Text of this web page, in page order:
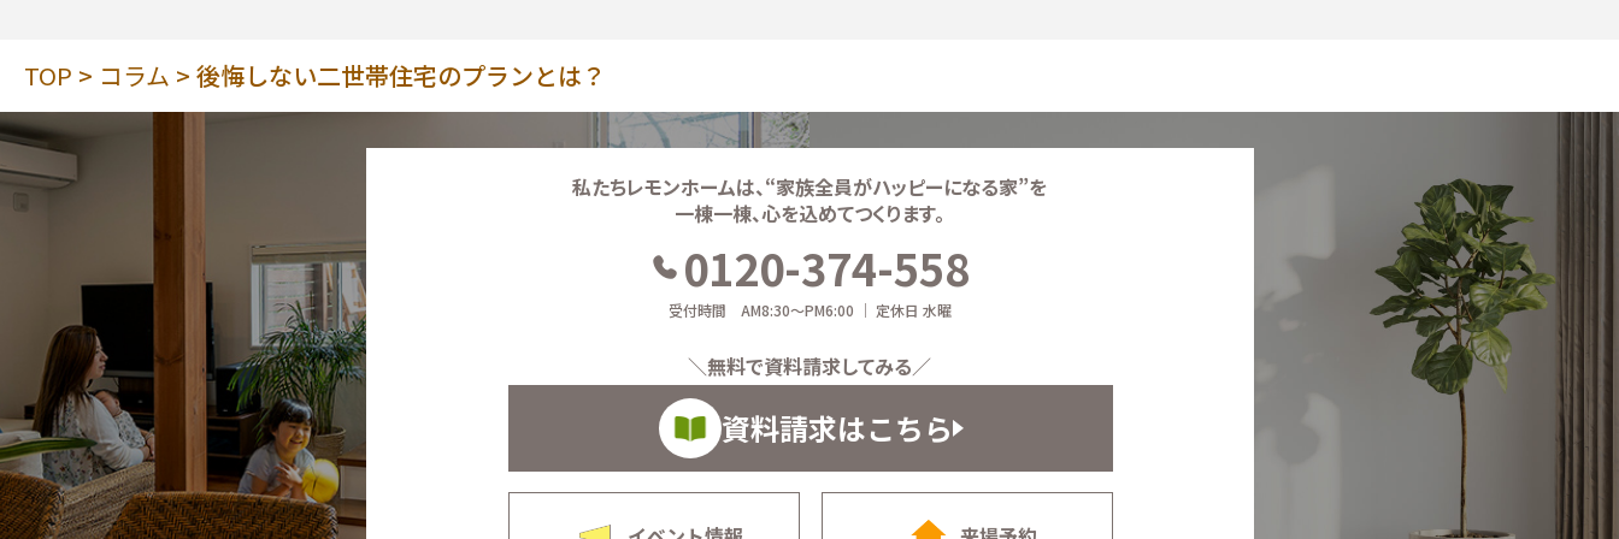
TOP コラム 後悔しない二世帯住宅のプランとは？
私たちレモンホームは、“家族全員がハッピーになる家”を
一棟一棟、心を込めてつくります。
0120-374-558
受付時間 AM8:30～PM6:00 ｜ 定休日 水曜
＼無料で資料請求してみる／
資料請求はこちら